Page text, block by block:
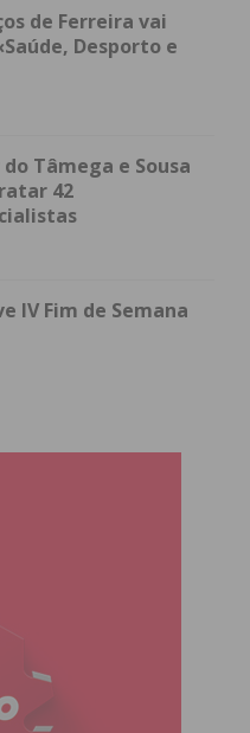
de Ferreira vai
Desporto e
Tâmega e Sousa
42
IV Fim de Semana